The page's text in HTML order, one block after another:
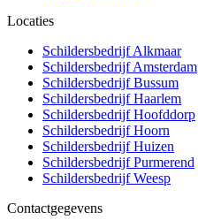
Locaties
Schildersbedrijf Alkmaar
Schildersbedrijf Amsterdam
Schildersbedrijf Bussum
Schildersbedrijf Haarlem
Schildersbedrijf Hoofddorp
Schildersbedrijf Hoorn
Schildersbedrijf Huizen
Schildersbedrijf Purmerend
Schildersbedrijf Weesp
Contactgegevens